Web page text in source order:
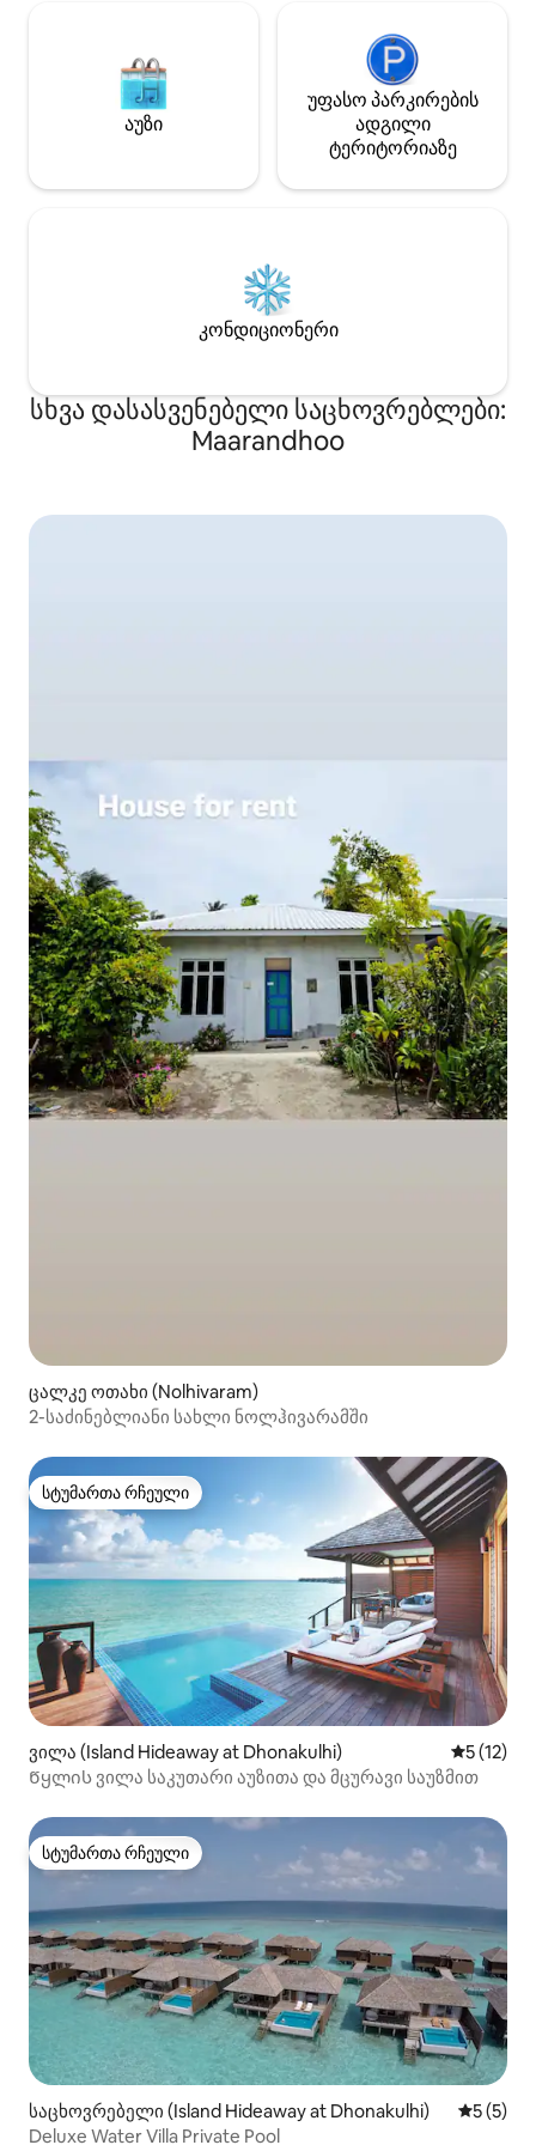
აუზი
უფასო პარკირების
ადგილი
ტერიტორიაზე
კონდიციონერი
სხვა დასასვენებელი საცხოვრებლები:
Maarandhoo
ცალკე ოთახი (Nolhivaram)
2-საძინებლიანი სახლი ნოლჰივარამში
სტუმართა რჩეული
სტუმართა რჩეული
ვილა (Island Hideaway at Dhonakulhi) საშუალო
5 (12)
Წყლის ვილა საკუთარი აუზითა და მცურავი საუზმით
სტუმართა რჩეული
სტუმართა რჩეული
საცხოვრებელი (Island Hideaway at Dhonakulhi)
5 (5)
Deluxe Water Villa Private Pool